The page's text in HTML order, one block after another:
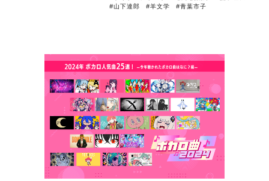
#山下達郎
#羊文学 #青葉市子